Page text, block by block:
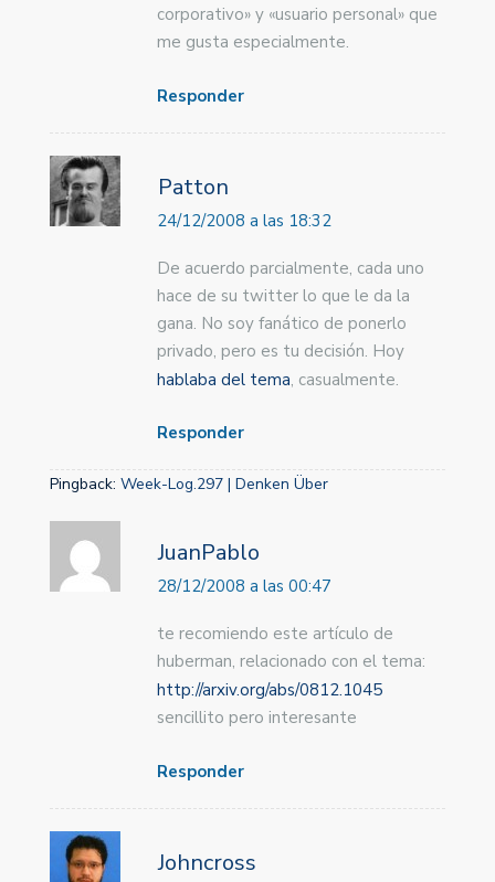
corporativo» y «usuario personal» que
me gusta especialmente.
Responder
Patton
24/12/2008 a las 18:32
De acuerdo parcialmente, cada uno
hace de su twitter lo que le da la
gana. No soy fanático de ponerlo
privado, pero es tu decisión. Hoy
hablaba del tema, casualmente.
Responder
Pingback: Week-Log.297 | Denken Über
JuanPablo
28/12/2008 a las 00:47
te recomiendo este artículo de
huberman, relacionado con el tema:
http://arxiv.org/abs/0812.1045
sencillito pero interesante
Responder
Johncross